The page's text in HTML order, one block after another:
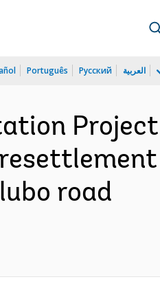
Português Русский العربية
Project
road